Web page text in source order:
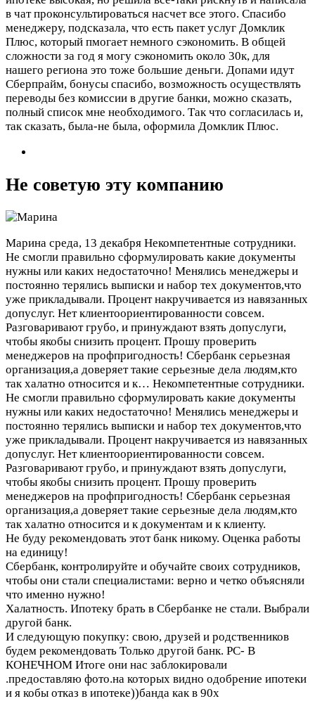
в чат проконсультироваться насчет все этого. Спасибо
менеджеру, подсказала, что есть пакет услуг Домклик
Плюс, который пмогает немного сэкономить. В общей
сложности за год я могу сэкономить около 30к, для
нашего региона это тоже большие деньги. Допами идут
Сберпрайм, бонусы спасибо, возможность осуществлять
переводы без комиссии в другие банки, можно сказать,
полный список мне необходимого. Так что согласилась и,
так сказать, была-не была, оформила Домклик Плюс.
Не советую эту компанию
Марина среда, 13 декабря Некомпетентные сотрудники.
Не смогли правильно сформулировать какие документы
нужны или каких недостаточно! Менялись менеджеры и
постоянно терялись выписки и набор тех документов,что
уже прикладывали. Процент накручивается из навязанных
допуслуг. Нет клиентоориентированности совсем.
Разговаривают грубо, и принуждают взять допуслуги,
чтобы якобы снизить процент. Прошу проверить
менеджеров на профпригодность! Сбербанк серьезная
организация,а доверяет такие серьезные дела людям,кто
так халатно относится и к… Некомпетентные сотрудники.
Не смогли правильно сформулировать какие документы
нужны или каких недостаточно! Менялись менеджеры и
постоянно терялись выписки и набор тех документов,что
уже прикладывали. Процент накручивается из навязанных
допуслуг. Нет клиентоориентированности совсем.
Разговаривают грубо, и принуждают взять допуслуги,
чтобы якобы снизить процент. Прошу проверить
менеджеров на профпригодность! Сбербанк серьезная
организация,а доверяет такие серьезные дела людям,кто
так халатно относится и к документам и к клиенту.
Не буду рекомендовать этот банк никому. Оценка работы
на единицу!
Сбербанк, контролируйте и обучайте своих сотрудников,
чтобы они стали специалистами: верно и четко объясняли
что именно нужно!
Халатность. Ипотеку брать в Сбербанке не стали. Выбрали
другой банк.
И следующую покупку: свою, друзей и родственников
будем рекомендовать Только другой банк. РС- В
КОНЕЧНОМ Итоге они нас заблокировали
.предоставляю фото.на которых видно одобрение ипотеки
и я кобы отказ в ипотеке))банда как в 90х